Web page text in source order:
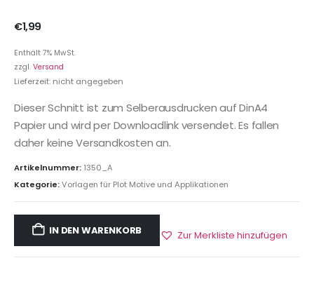
€1,99
Enthält 7% MwSt.
zzgl. Versand
Lieferzeit: nicht angegeben
Dieser Schnitt ist zum Selberausdrucken auf DinA4
Papier und wird per Downloadlink versendet. Es fallen
daher keine Versandkosten an.
Artikelnummer: 1350_A
Kategorie:Vorlagen für Plot Motive und Applikationen
IN DEN WARENKORB Zur Merkliste hinzufügen